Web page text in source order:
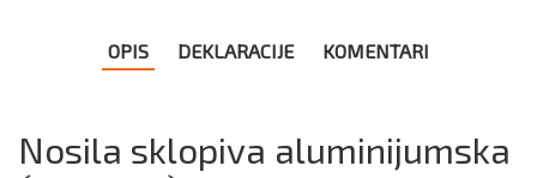
OPIS DEKLARACIJE KOMENTARI
Nosila sklopiva aluminijumska